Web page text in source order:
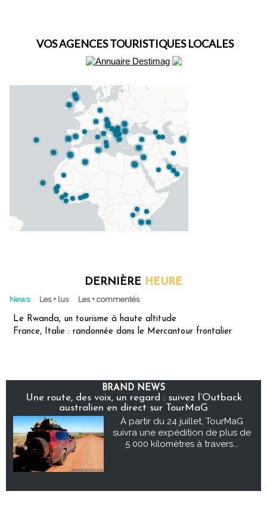
VOS AGENCES TOURISTIQUES LOCALES
DERNIÈRE HEURE
News Les + lus Les + commentés
Le Rwanda, un tourisme à haute altitude
France, Italie : randonnée dans le Mercantour frontalier
BRAND NEWS
Une route, des voix, un regard : suivez l’Outback
australien en direct sur TourMaG
À partir du 24 juillet, TourMaG
suivra une expédition de plus de
5 000 kilomètres à travers...